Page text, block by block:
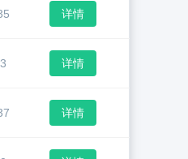
详情
3 详情
详情